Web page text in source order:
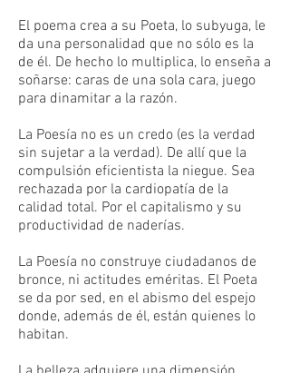
El poema crea a su Poeta, lo subyuga, le
da una personalidad que no sólo es la
de él. De hecho lo multiplica, lo enseña a
soñarse: caras de una sola cara, juego
para dinamitar a la razón.
La Poesía no es un credo (es la verdad
sin sujetar a la verdad). De allí que la
compulsión eficientista la niegue. Sea
rechazada por la cardiopatía de la
calidad total. Por el capitalismo y su
productividad de naderías.
La Poesía no construye ciudadanos de
bronce, ni actitudes eméritas. El Poeta
se da por sed, en el abismo del espejo
donde, además de él, están quienes lo
habitan.